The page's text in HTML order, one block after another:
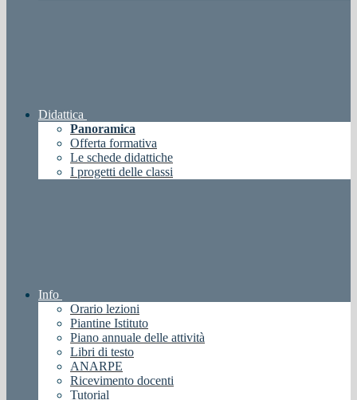
Didattica
Panoramica
Offerta formativa
Le schede didattiche
I progetti delle classi
Info
Orario lezioni
Piantine Istituto
Piano annuale delle attività
Libri di testo
ANARPE
Ricevimento docenti
Tutorial